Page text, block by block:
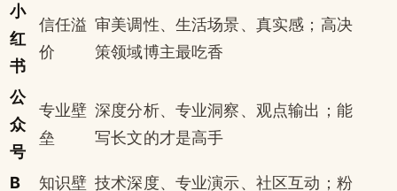
小
红
书
信任溢
价
审美调性、生活场景、真实感；高决
策领域博主最吃香
公
众
号
专业壁
垒
深度分析、专业洞察、观点输出；能
写长文的才是高手
B
知识壁 技术深度、专业演示、社区互动；粉